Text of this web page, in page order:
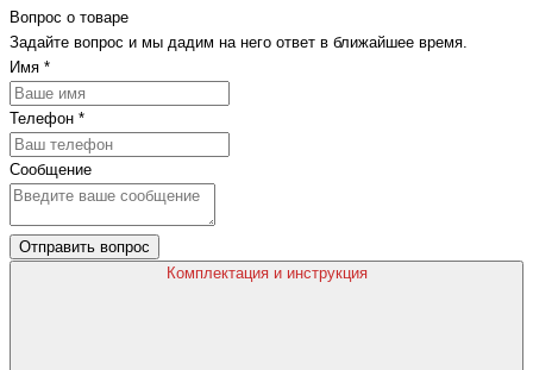
Вопрос о товаре
Задайте вопрос и мы дадим на него ответ в ближайшее время.
Имя *
Телефон *
Сообщение
Отправить вопрос
Комплектация и инструкция